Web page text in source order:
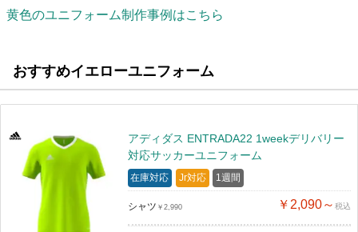
黄色のユニフォーム制作事例はこちら
おすすめイエローユニフォーム
アディダス ENTRADA22 1weekデリバリー
対応サッカーユニフォーム
在庫対応 Jr対応 1週間
シャツ ￥2,990 ￥2,090～ 税込